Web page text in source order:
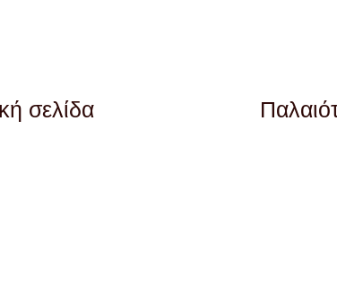
σελίδα